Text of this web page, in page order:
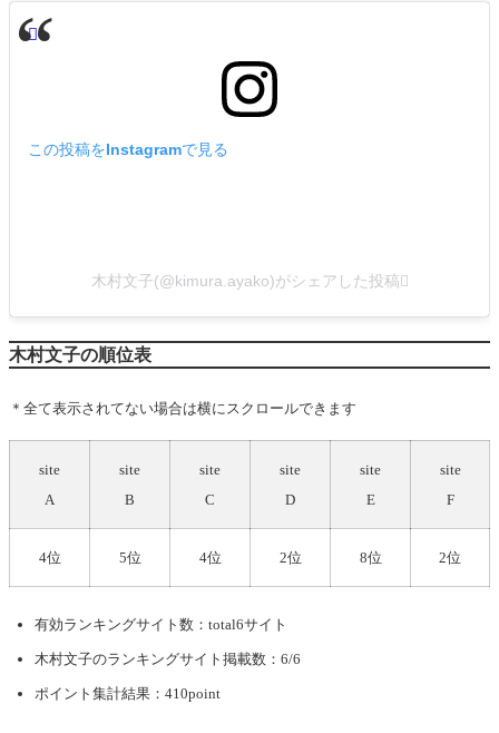
この投稿をInstagramで見る
木村文子(@kimura.ayako)がシェアした投稿
木村文子の順位表
＊全て表示されてない場合は横にスクロールできます
site
A
site
B
site
C
site
D
site
E
site
F
4位 5位 4位 2位 8位 2位
有効ランキングサイト数：total6サイト
木村文子のランキングサイト掲載数：6/6
ポイント集計結果：410point